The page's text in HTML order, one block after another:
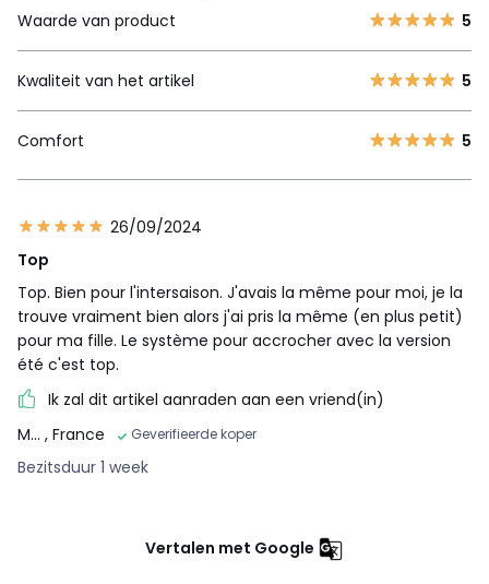
Waarde van product
5
Kwaliteit van het artikel 5
Comfort 5
26/09/2024
Top
Top. Bien pour l'intersaison. J'avais la même pour moi, je la
trouve vraiment bien alors j'ai pris la même (en plus petit)
pour ma fille. Le système pour accrocher avec la version
été c'est top.
Ik zal dit artikel aanraden aan een vriend(in)
M... , France Geverifieerde koper
Bezitsduur 1 week
Vertalen met Google